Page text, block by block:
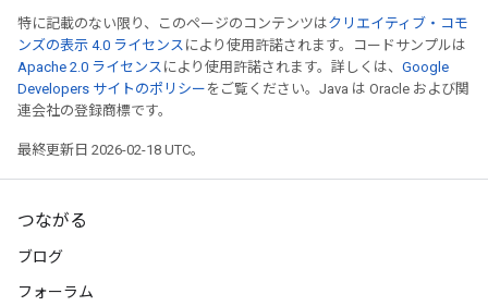
特に記載のない限り、このページのコンテンツはクリエイティブ・コモ
ンズの表示 4.0 ライセンス により使用許諾されます。コードサンプルは
Apache 2.0 ライセンス により使用許諾されます。詳しくは、 Google
Developers サイトのポリシー をご覧ください。Java は Oracle および関
連会社の登録商標です。
最終更新日 2026-02-18 UTC。
つながる
ブログ
フォーラム